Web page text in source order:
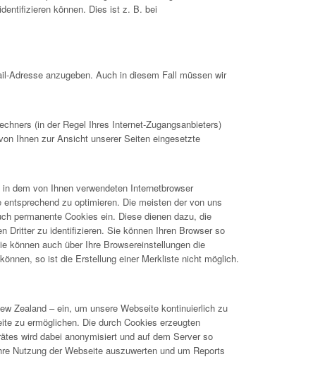
können. Dies ist z. B. bei
Adresse anzugeben. Auch in diesem Fall müssen wir
(in der Regel Ihres Internet-Zugangsanbieters)
Ihnen zur Ansicht unserer Seiten eingesetzte
dem von Ihnen verwendeten Internetbrowser
zu optimieren. Die meisten der von uns
permanente Cookies ein. Diese dienen dazu, die
Dritter zu identifizieren. Sie können Ihren Browser so
können auch über Ihre Browsereinstellungen die
so ist die Erstellung einer Merkliste nicht möglich.
Zealand – ein, um unsere Webseite kontinuierlich zu
zu ermöglichen. Die durch Cookies erzeugten
wird dabei anonymisiert und auf dem Server so
Nutzung der Webseite auszuwerten und um Reports